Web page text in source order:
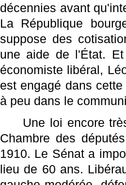
décennies avant
La République
suppose des
une aide de l'État.
économiste libéral,
est engagé dans
à peu dans le
Une loi encore
Chambre des
1910. Le Sénat a
lieu de 60 ans.